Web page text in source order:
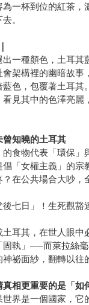
一杯到位的紅茶，
。
一種顏色，土耳其
架構裡的幽暗故事
色，包覆著土耳其
見其中的色澤亮麗
知曉的土耳其
食物代表「環保」
「女權主義」的宗
？在公共場合大吵，
七日」！生死觀豁
土耳其，在世人眼
固執」──而萊拉絲
祕面紗，翻轉以往
相更重要的是「如
界是一個國家，它